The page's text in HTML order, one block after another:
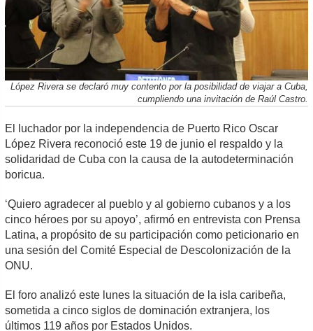
López Rivera se declaró muy contento por la posibilidad de viajar a Cuba,
cumpliendo una invitación de Raúl Castro.
El luchador por la independencia de Puerto Rico Oscar
López Rivera reconoció este 19 de junio el respaldo y la
solidaridad de Cuba con la causa de la autodeterminación
boricua.
‘Quiero agradecer al pueblo y al gobierno cubanos y a los
cinco héroes por su apoyo’, afirmó en entrevista con Prensa
Latina, a propósito de su participación como peticionario en
una sesión del Comité Especial de Descolonización de la
ONU.
El foro analizó este lunes la situación de la isla caribeña,
sometida a cinco siglos de dominación extranjera, los
últimos 119 años por Estados Unidos.